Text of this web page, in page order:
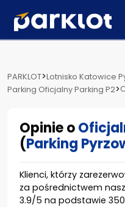
PARKLOT>Lotnisko Katowice
Parking Oficjalny Parking P2>
Opinie o
(Parking
Klienci, którzy
za pośrednictwem
3.9/5 na podstawie